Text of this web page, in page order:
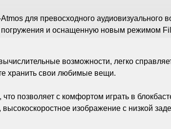
для превосходного аудиовизуального
и оснащенную новым режимом
возможности, легко
хранить свои любимые вещи.
позволяет с комфортом играть в
изображение с низкой